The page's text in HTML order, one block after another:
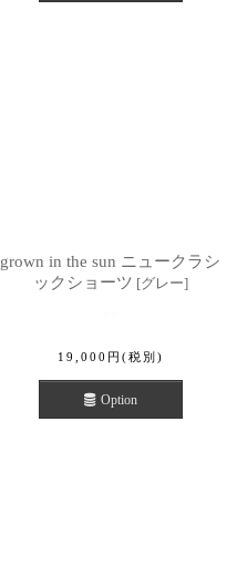
grown in the sun ニュークラシ
ックショーツ [グレー]
19,000 円 (税別)
Option